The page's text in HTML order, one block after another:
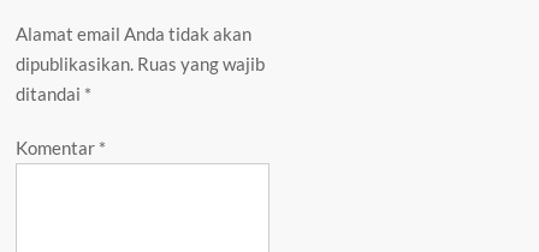
Alamat email Anda tidak akan
dipublikasikan. Ruas yang wajib
ditandai *
Komentar *